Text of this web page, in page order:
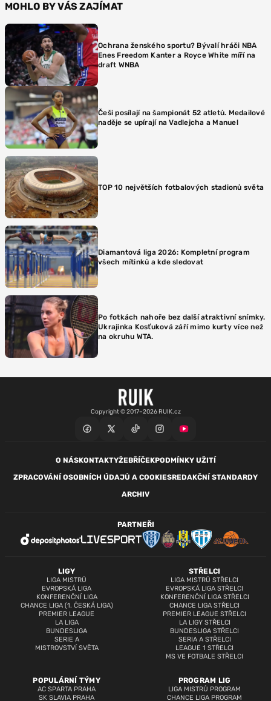
MOHLO BY VÁS ZAJÍMAT
Ochrana ženského sportu? Bývalí hráči NBA
Enes Freedom Kanter a Royce White míří na
draft WNBA
Češi posílají na šampionát 52 atletů. Medailové
naděje se upírají na Vadlejcha a Manuel
TOP 10 největších fotbalových stadionů světa
Diamantová liga 2026: Kompletní program
všech mítinků a kde sledovat
Po fotkách nahoře bez další atraktivní snímky.
Ukrajinka Kosťuková září mimo kurty více než
na okruhu WTA.
Copyright © 2017–2026 RUIK.cz
O NÁSKONTAKTYŽEBŘÍČEKPODMÍNKY UŽITÍ
ZPRACOVÁNÍ OSOBNÍCH ÚDAJŮ A COOKIESREDAKČNÍ STANDARDY
ARCHIV
LIGY
LIGA MISTRŮ
EVROPSKÁ LIGA
KONFERENČNÍ LIGA
CHANCE LIGA (1. ČESKÁ LIGA)
PREMIER LEAGUE
LA LIGA
BUNDESLIGA
SERIE A
MISTROVSTVÍ SVĚTA
STŘELCI
LIGA MISTRŮ STŘELCI
EVROPSKÁ LIGA STŘELCI
KONFERENČNÍ LIGA STŘELCI
CHANCE LIGA STŘELCI
PREMIER LEAGUE STŘELCI
LA LIGY STŘELCI
BUNDESLIGA STŘELCI
SERIA A STŘELCI
LEAGUE 1 STŘELCI
MS VE FOTBALE STŘELCI
POPULÁRNÍ TÝMY
AC SPARTA PRAHA
SK SLAVIA PRAHA
PROGRAM LIG
LIGA MISTRŮ PROGRAM
CHANCE LIGA PROGRAM
PARTNEŘI